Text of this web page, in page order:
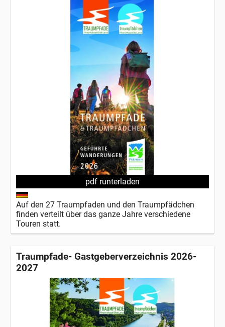
pdf runterladen
Auf den 27 Traumpfaden und den Traumpfädchen
finden verteilt über das ganze Jahre verschiedene
Touren statt.
Traumpfade- Gastgeberverzeichnis 2026-
2027